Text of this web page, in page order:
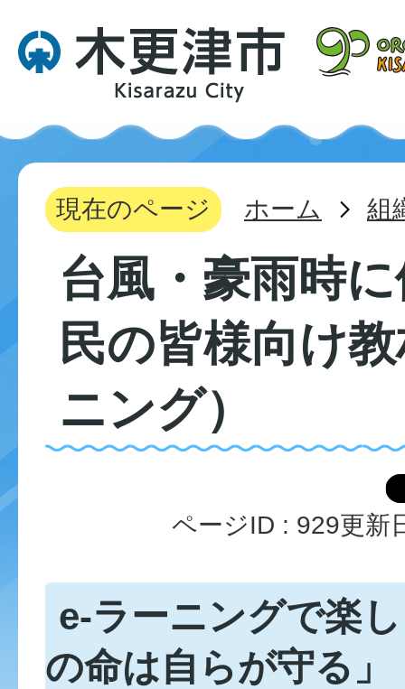
現在のページ ホーム 組
台風・豪雨時
民の皆様向け
ニング）
ページID : 929更新
e-ラーニングで楽
の命は自らが守る」